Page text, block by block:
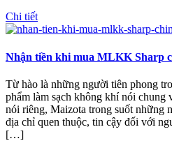
Chi tiết
Nhận tiền khi mua MLKK Sharp
Từ hào là những người tiên phong
phẩm làm sạch không khí nói chung
nói riêng, Maizota trong suốt những
địa chỉ quen thuộc, tin cậy đối với
[…]